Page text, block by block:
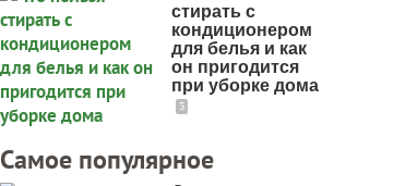
стирать с
кондиционером
для белья и как
он пригодится
при уборке дома
3
Самое популярное